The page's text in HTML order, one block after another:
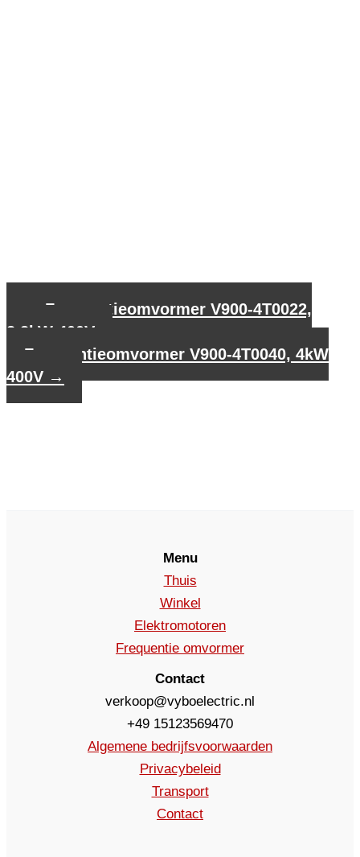
Frequentieomvormer V900-4T0022,
2,2kW 400V
Frequentieomvormer V900-4T0040, 4kW
400V →
Menu
Thuis
Winkel
Elektromotoren
Frequentie omvormer
Contact
verkoop@vyboelectric.nl
+49 15123569470
Algemene bedrijfsvoorwaarden
Privacybeleid
Transport
Contact